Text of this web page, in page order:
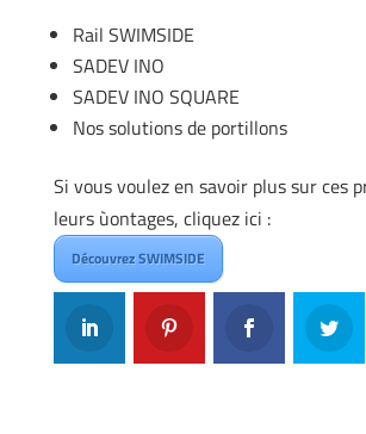
Rail SWIMSIDE
SADEV INO
SADEV INO SQUARE
Nos solutions de portillons
Si vous voulez en savoir plus sur ces
leurs ùontages, cliquez ici :
Découvrez SWIMSIDE